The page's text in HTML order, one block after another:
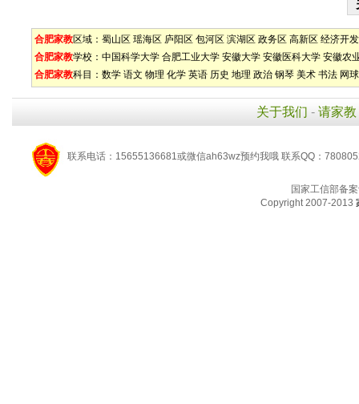
合肥家教区域： 蜀山区 瑶海区 庐阳区 包河区 滨湖区 政务区 高新区 经济开
合肥家教学校： 中国科学大学 合肥工业大学 安徽大学 安徽医科大学 安徽农
合肥家教科目： 数学 语文 物理 化学 英语 历史 地理 政治 钢琴 美术 书法 网球
关于我们 - 请家教
联系电话：15655136681或微信ah63wz预约我哦 联系QQ：
国家工信部备
Copyright 2007-2013